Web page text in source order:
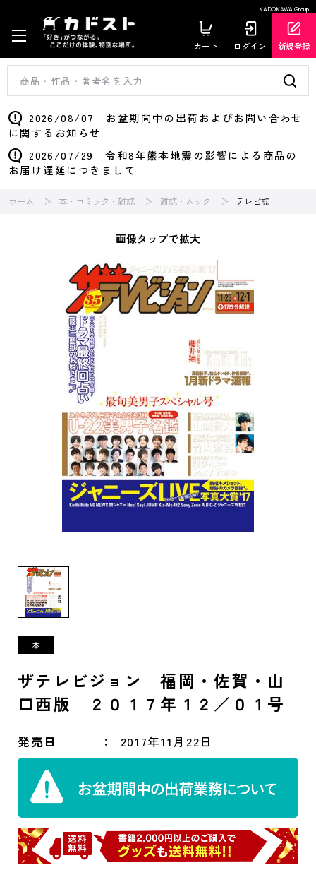
KADOKAWA Group
カート ログイン 新規登録
2026/08/07 お盆期間中の出荷およびお問い合わせ
に関するお知らせ
2026/07/29 令和8年熊本地震の影響による商品の
お届け遅延につきまして
ホーム 本・コミック・雑誌 雑誌・ムック テレビ誌
画像タップで拡大
ザテレビジョン 福岡・佐賀・山
口西版 ２０１７年１２／０１号
発売日 2017年11月22日